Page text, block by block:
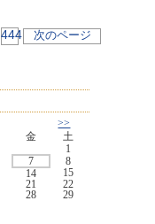
444 次のページ
>>
金
土
1
7
8
14
15
21
22
28
29